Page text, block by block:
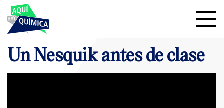
Un Nesquik antes de clase